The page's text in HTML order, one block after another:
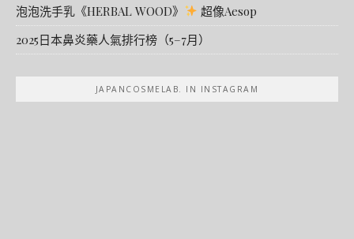
泡泡洗手乳《HERBAL WOOD》
超像Aesop
2025日本鼻炎藥人氣排行榜（5–7月）
JAPANCOSMELAB. IN INSTAGRAM